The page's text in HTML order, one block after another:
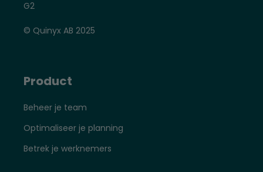
© Quinyx AB 2025
Product
Beheer je team
Optimaliseer je planning
Betrek je werknemers